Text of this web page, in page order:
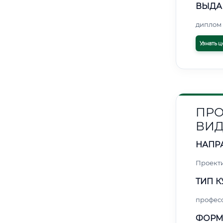
диплом
Узнать
ТИП